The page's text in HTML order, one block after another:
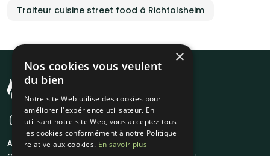
Traiteur cuisine street food à Richtolsheim
A propos
Liens utiles
×
Nos cookies vous veulent
du bien
Notre site Web utilise des cookies pour
améliorer l'expérience utilisateur. En
utilisant notre site Web, vous acceptez tous
les cookies conformément à notre Politique
relative aux cookies. En savoir plus